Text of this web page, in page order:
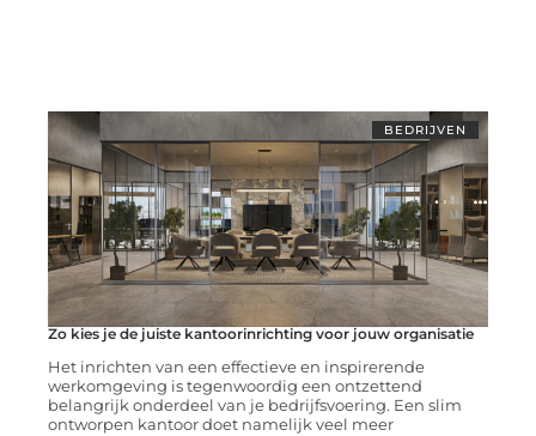
BEDRIJVEN
Zo kies je de juiste kantoorinrichting voor jouw organisatie
Het inrichten van een effectieve en inspirerende
werkomgeving is tegenwoordig een ontzettend
belangrijk onderdeel van je bedrijfsvoering. Een slim
ontworpen kantoor doet namelijk veel meer